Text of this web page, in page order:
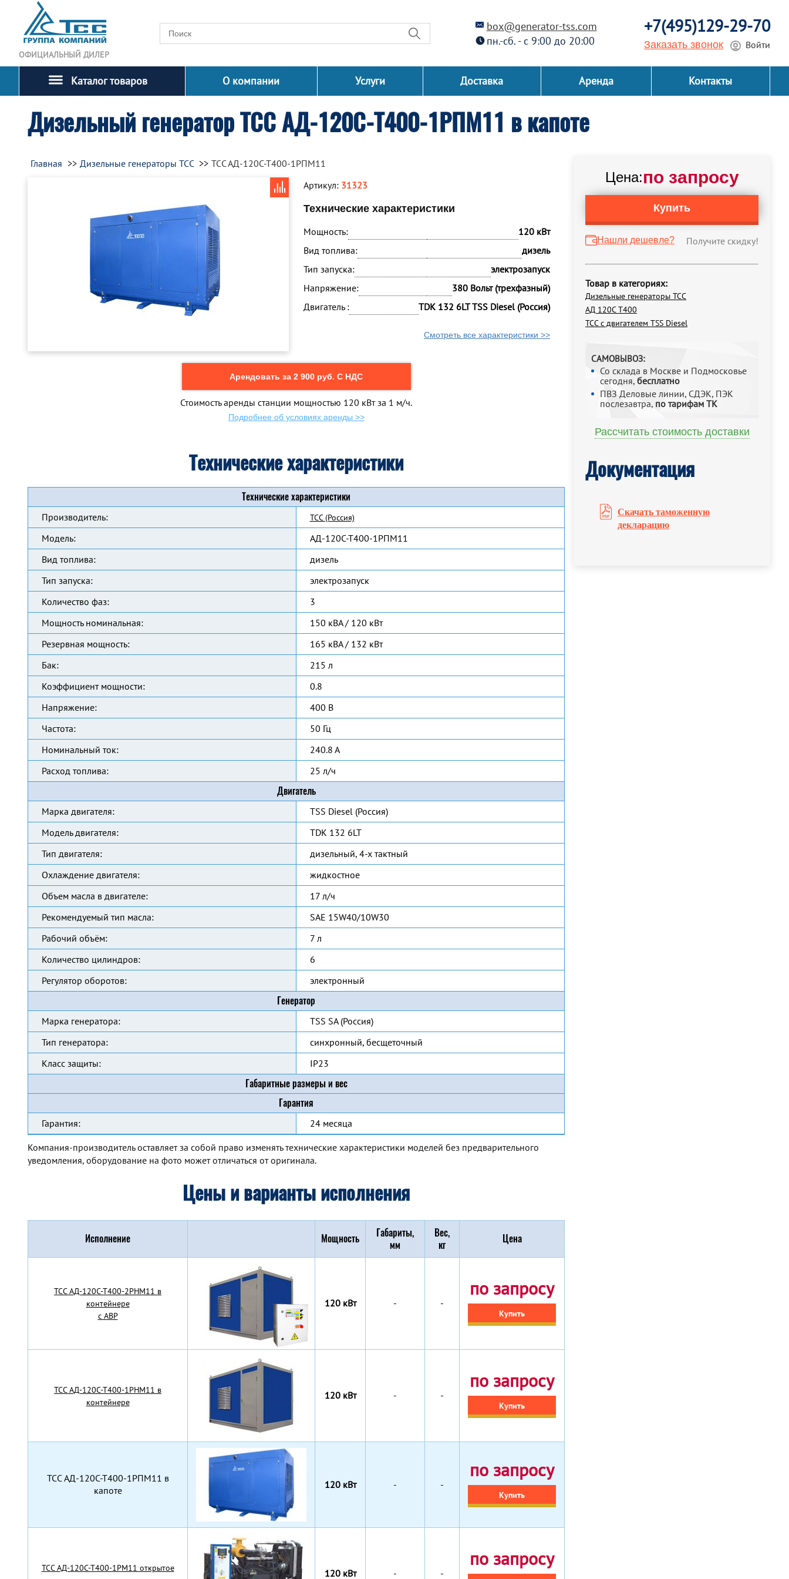
ОФИЦИАЛЬНЫЙ ДИЛЕР
box@generator-tss.com
пн.-сб. - с 9:00 до 20:00
+7(495)129-29-70
Заказать звонок Войти
Каталог товаров О компании Услуги Доставка Аренда Контакты
Дизельный генератор ТСС АД-120С-Т400-1РПМ11 в капоте
Цена:по запросу
Купить
Нашли дешевле? Получите скидку!
Товар в категориях:
Дизельные генераторы ТСС
АД 120С Т400
ТСС с двигателем TSS Diesel
САМОВЫВОЗ:
Со склада в Москве и Подмосковье
сегодня, бесплатно
ПВЗ Деловые линии, СДЭК, ПЭК
послезавтра, по тарифам ТК
Рассчитать стоимость доставки
Документация
Скачать таможенную
декларацию
Главная Дизельные генераторы ТСС
ТСС АД-120С-Т400-1РПМ11
Артикул: 31323
Технические характеристики
Мощность:
120 кВт
Вид топлива:
дизель
Тип запуска:
электрозапуск
Напряжение:
380 Вольт (трехфазный)
Двигатель :
TDK 132 6LT TSS Diesel (Россия)
Смотреть все характеристики >>
Арендовать за 2 900 руб. С НДС
Стоимость аренды станции мощностью 120 кВт за 1 м/ч.
Подробнее об условиях аренды >>
Технические характеристики
Технические характеристики
Производитель: ТСС (Россия)
Модель:
АД-120С-Т400-1РПМ11
Вид топлива:
дизель
Тип запуска:
электрозапуск
Количество фаз:
3
Мощность номинальная:
150 кВА / 120 кВт
Резервная мощность:
165 кВА / 132 кВт
Бак:
215 л
Коэффициент мощности:
0.8
Напряжение:
400 В
Частота:
50 Гц
Номинальный ток:
240.8 А
Расход топлива:
25 л/ч
Двигатель
Марка двигателя:
TSS Diesel (Россия)
Модель двигателя:
TDK 132 6LT
Тип двигателя:
дизельный, 4-х тактный
Охлаждение двигателя:
жидкостное
Объем масла в двигателе:
17 л/ч
Рекомендуемый тип масла:
SAE 15W40/10W30
Рабочий объём:
7 л
Количество цилиндров:
6
Регулятор оборотов:
электронный
Генератор
Марка генератора:
TSS SA (Россия)
Тип генератора:
синхронный, бесщеточный
Класс защиты:
IP23
Габаритные размеры и вес
Гарантия
Гарантия: 24 месяца
Компания-производитель оставляет за собой право изменять технические характеристики моделей без предварительного
уведомления, оборудование на фото может отличаться от оригинала.
Цены и варианты исполнения
Исполнение Мощность
Габариты,
мм
Вес,
кг
Цена
TCC АД-120С-Т400-2РНМ11 в
контейнере
с АВР
120 кВт - -
по запросу
Купить
TCC АД-120С-Т400-1РНМ11 в
контейнере
120 кВт - -
по запросу
Купить
TCC АД-120С-Т400-1РПМ11 в
капоте
120 кВт - -
по запросу
Купить
TCC АД-120С-Т400-1РМ11 открытое
120 кВт - -
по запросу